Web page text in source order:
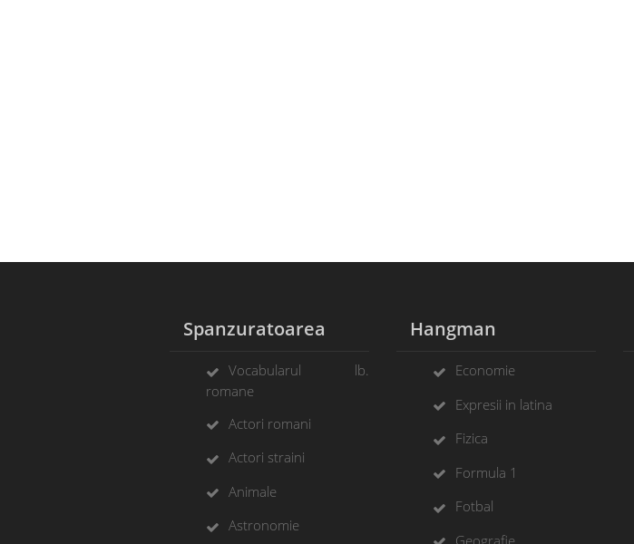
Spanzuratoarea
Vocabularul lb.
romane
Actori romani
Actori straini
Animale
Astronomie
Hangman
Economie
Expresii in latina
Fizica
Formula 1
Fotbal
Geografie